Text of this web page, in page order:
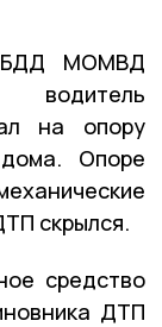
МОМВД
водитель
на опору
Опоре
скрылся.
средство
ДТП